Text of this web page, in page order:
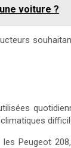
voiture ?
Peugeot